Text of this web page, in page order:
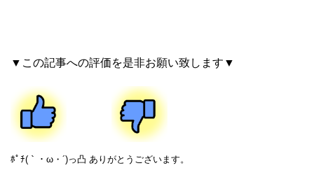
▼この記事への評価を是非お願い致します▼
ﾎﾟﾁ(｀・ω・´)っ凸 ありがとうございます。